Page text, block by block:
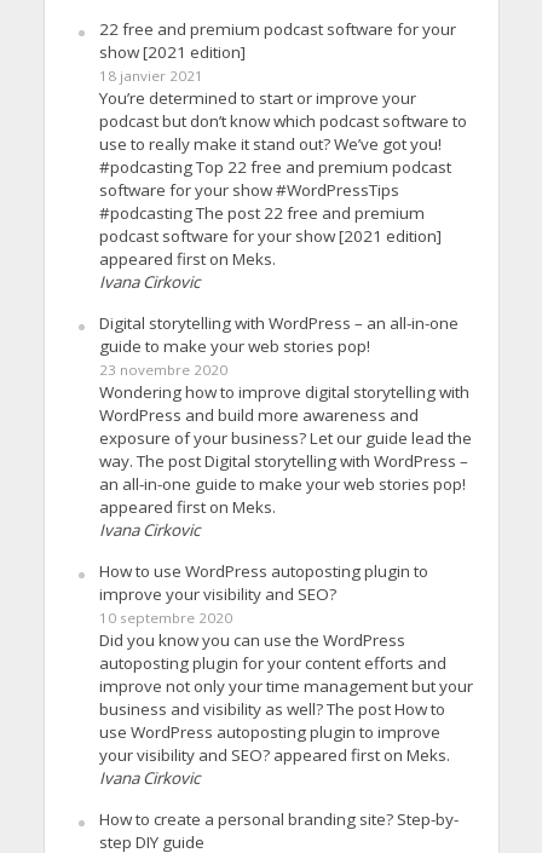
22 free and premium podcast software for your
show [2021 edition]
18 janvier 2021
You’re determined to start or improve your
podcast but don’t know which podcast software to
use to really make it stand out? We’ve got you!
#podcasting Top 22 free and premium podcast
software for your show #WordPressTips
#podcasting The post 22 free and premium
podcast software for your show [2021 edition]
appeared first on Meks.
Ivana Cirkovic
Digital storytelling with WordPress – an all-in-one
guide to make your web stories pop!
23 novembre 2020
Wondering how to improve digital storytelling with
WordPress and build more awareness and
exposure of your business? Let our guide lead the
way. The post Digital storytelling with WordPress –
an all-in-one guide to make your web stories pop!
appeared first on Meks.
Ivana Cirkovic
How to use WordPress autoposting plugin to
improve your visibility and SEO?
10 septembre 2020
Did you know you can use the WordPress
autoposting plugin for your content efforts and
improve not only your time management but your
business and visibility as well? The post How to
use WordPress autoposting plugin to improve
your visibility and SEO? appeared first on Meks.
Ivana Cirkovic
How to create a personal branding site? Step-by-
step DIY guide